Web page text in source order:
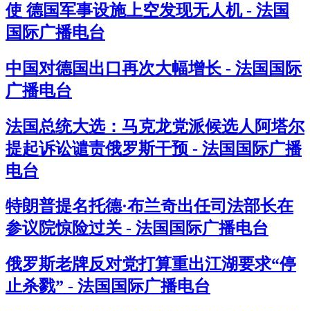
使 德国军事设施上空发现无人机 - 法国
国际广播电台
中国对德国出口再次大幅增长 - 法国国际
广播电台
法国总统大选：马克龙党派候选人阿塔尔
提起诉讼谴责俄罗斯干预 - 法国国际广播
电台
特朗普提名托德·布兰奇出任司法部长在
参议院惊险过关 - 法国国际广播电台
俄罗斯老牌反对党打算重出江湖要求“停
止杀戮” - 法国国际广播电台